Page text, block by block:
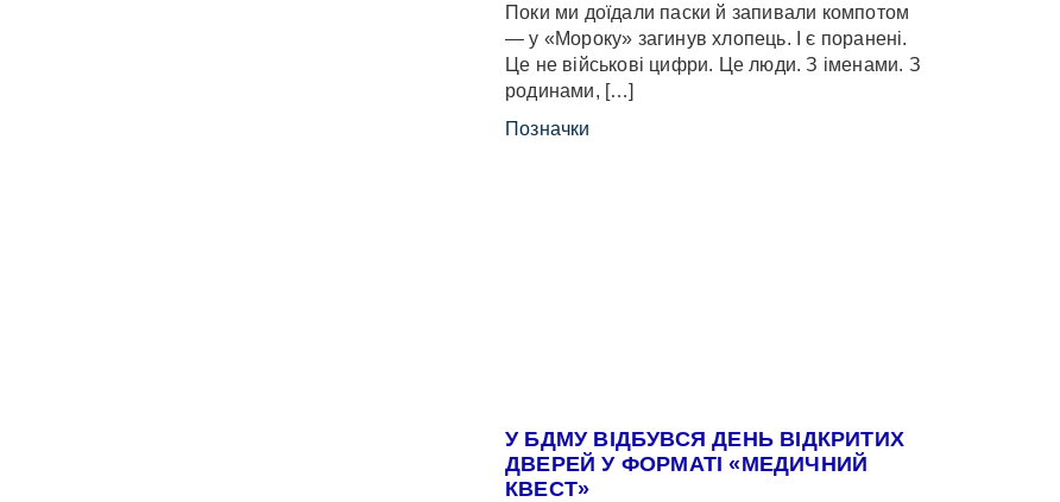
Поки ми доїдали паски й запивали компотом
— у «Мороку» загинув хлопець. І є поранені.
Це не військові цифри. Це люди. З іменами. З
родинами, […]
Позначки
У БДМУ ВІДБУВСЯ ДЕНЬ ВІДКРИТИХ
ДВЕРЕЙ У ФОРМАТІ «МЕДИЧНИЙ
КВЕСТ»